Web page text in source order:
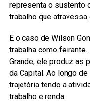
representa o sustento
trabalho que atravessa
É o caso de Wilson
trabalha como feirante.
Grande, ele produz as
da Capital. Ao longo
trajetória tendo a
trabalho e renda.